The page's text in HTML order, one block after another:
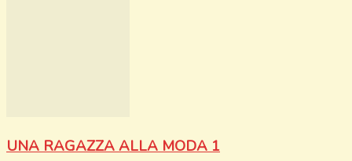
UNA RAGAZZA ALLA MODA 1